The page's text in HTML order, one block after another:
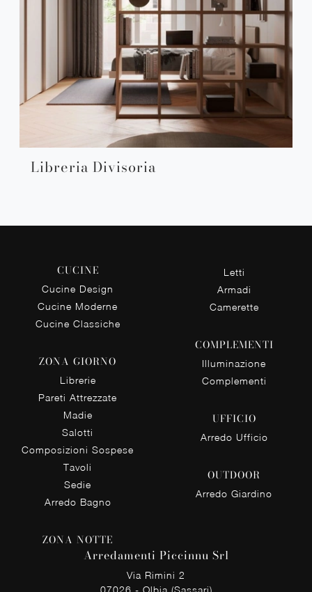
Libreria Divisoria
CUCINE
Cucine Design
Cucine Moderne
Cucine Classiche
ZONA GIORNO
Librerie
Pareti Attrezzate
Madie
Salotti
Composizioni Sospese
Tavoli
Sedie
Arredo Bagno
ZONA NOTTE
Letti
Armadi
Camerette
COMPLEMENTI
Illuminazione
Complementi
UFFICIO
Arredo Ufficio
OUTDOOR
Arredo Giardino
Arredamenti Piccinnu Srl
Via Rimini 2
07026 - Olbia (Sassari)